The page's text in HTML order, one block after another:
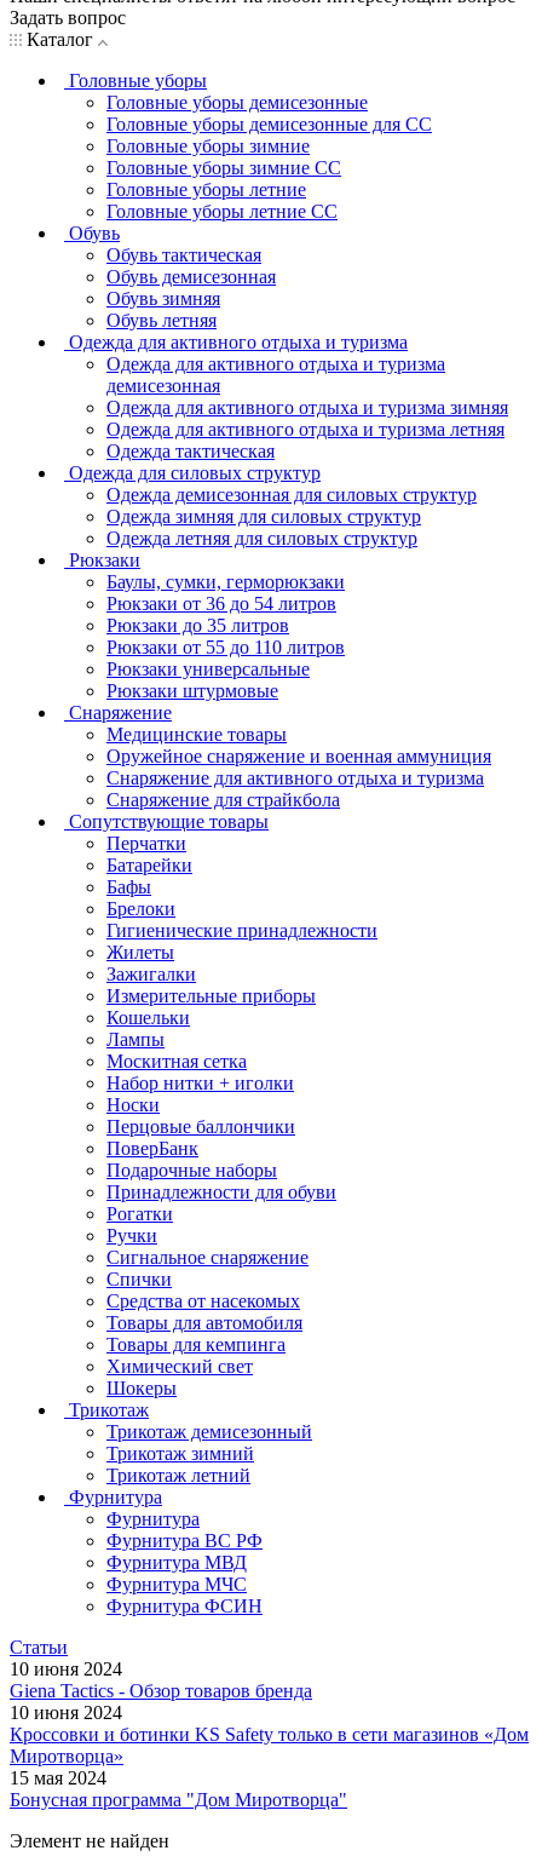
Задать вопрос
Каталог
Головные уборы
Головные уборы демисезонные
Головные уборы демисезонные для СС
Головные уборы зимние
Головные уборы зимние СС
Головные уборы летние
Головные уборы летние СС
Обувь
Обувь тактическая
Обувь демисезонная
Обувь зимняя
Обувь летняя
Одежда для активного отдыха и туризма
Одежда для активного отдыха и туризма
демисезонная
Одежда для активного отдыха и туризма зимняя
Одежда для активного отдыха и туризма летняя
Одежда тактическая
Одежда для силовых структур
Одежда демисезонная для силовых структур
Одежда зимняя для силовых структур
Одежда летняя для силовых структур
Рюкзаки
Баулы, сумки, герморюкзаки
Рюкзаки от 36 до 54 литров
Рюкзаки до 35 литров
Рюкзаки от 55 до 110 литров
Рюкзаки универсальные
Рюкзаки штурмовые
Снаряжение
Медицинские товары
Оружейное снаряжение и военная аммуниция
Снаряжение для активного отдыха и туризма
Снаряжение для страйкбола
Сопутствующие товары
Перчатки
Батарейки
Бафы
Брелоки
Гигиенические принадлежности
Жилеты
Зажигалки
Измерительные приборы
Кошельки
Лампы
Москитная сетка
Набор нитки + иголки
Носки
Перцовые баллончики
ПоверБанк
Подарочные наборы
Принадлежности для обуви
Рогатки
Ручки
Сигнальное снаряжение
Спички
Средства от насекомых
Товары для автомобиля
Товары для кемпинга
Химический свет
Шокеры
Трикотаж
Трикотаж демисезонный
Трикотаж зимний
Трикотаж летний
Фурнитура
Фурнитура
Фурнитура ВС РФ
Фурнитура МВД
Фурнитура МЧС
Фурнитура ФСИН
Статьи
10 июня 2024
Giena Tactics - Обзор товаров бренда
10 июня 2024
Кроссовки и ботинки KS Safety только в сети магазинов «Дом
Миротворца»
15 мая 2024
Бонусная программа "Дом Миротворца"
Элемент не найден